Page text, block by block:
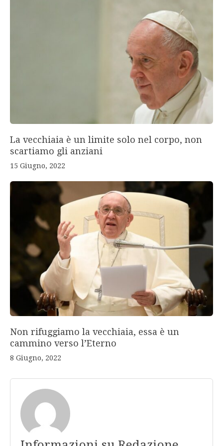
La vecchiaia è un limite solo nel corpo, non
scartiamo gli anziani
15 Giugno, 2022
Non rifuggiamo la vecchiaia, essa è un
cammino verso l’Eterno
8 Giugno, 2022